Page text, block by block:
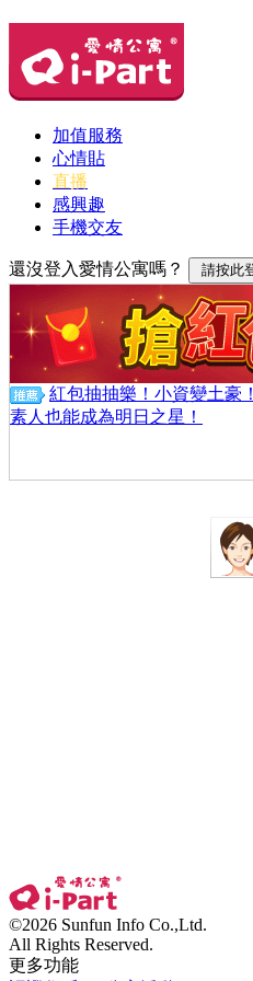
加值服務
心情貼
直播
感興趣
手機交友
還沒登入愛情公寓嗎？
紅包抽抽樂！小資變土豪！
素人也能成為明日之星！
©2026 Sunfun Info Co.,Ltd.
All Rights Reserved.
更多功能